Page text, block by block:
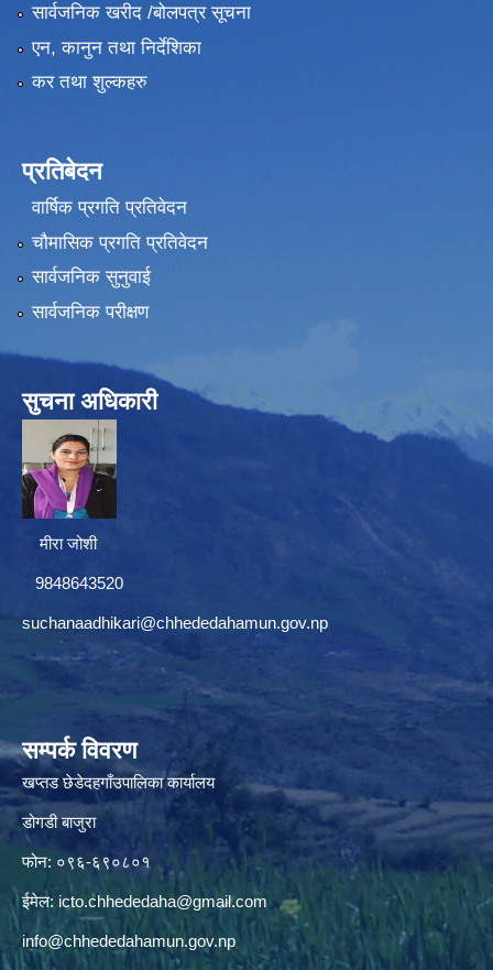
सार्वजनिक खरीद /बोलपत्र सूचना
एन, कानुन तथा निर्देशिका
कर तथा शुल्कहरु
प्रतिबेदन
वार्षिक प्रगति प्रतिवेदन
चौमासिक प्रगति प्रतिवेदन
सार्वजनिक सुनुवाई
सार्वजनिक परीक्षण
सुचना अधिकारी
मीरा जोशी
9848643520
suchanaadhikari@chhededahamun.gov.np
सम्पर्क विवरण
खप्तड छेडेदहगाँउपालिका कार्यालय
डोगडी बाजुरा
फोन: ०९६-६९०८०१
ईमेल: icto.chhededaha@gmail.com
info@chhededahamun.gov.np